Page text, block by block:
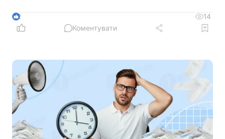
ділянок у межах населених пунктів, а також
земель, що перебувають у консервації чи
враховувати особливості, встановлені
Податковим кодексом України
2
14
Коментувати